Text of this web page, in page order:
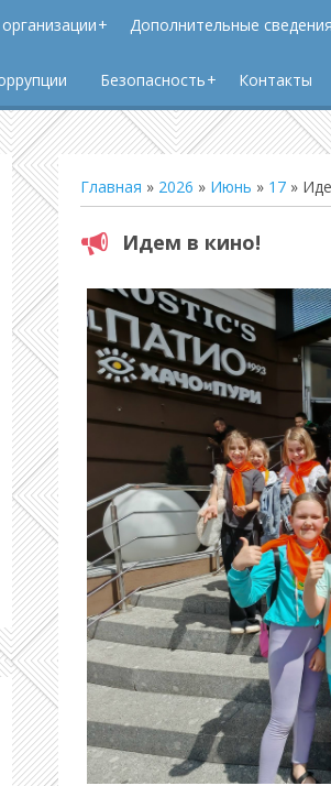
Дополнительные сведения
Безопасность Контакты
Главная » 2026 » Июнь » 17»
Идем в кино!